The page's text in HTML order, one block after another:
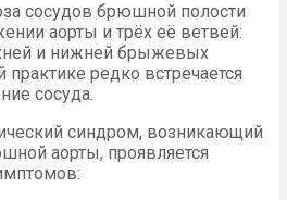
сосудов брюшной полости
аорты и трёх её ветвей:
и нижней брыжевых
редко встречается
сосуда.
синдром, возникающий
аорты, проявляется